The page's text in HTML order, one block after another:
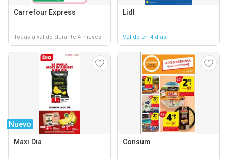
Carrefour Express
Todavía válido durante 4 meses
Lidl
Válido en 4 días
Nuevo
Maxi Dia Consum